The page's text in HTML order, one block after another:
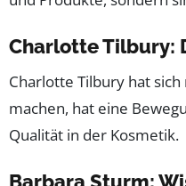
Charlotte Tilbury:
Charlotte Tilbury hat
machen, hat eine
Qualität in der Kosmetik.
Barbara Sturm: